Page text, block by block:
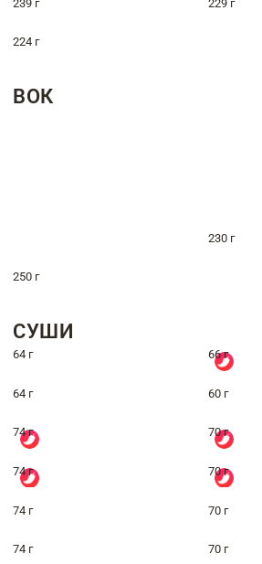
239 г 229 г
224 г
ВОК
230 г
250 г
СУШИ
64 г 66 г
64 г 60 г
74 г 70 г
74 г 70 г
74 г 70 г
74 г 70 г